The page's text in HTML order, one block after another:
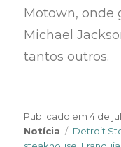
Motown, onde
Michael
tantos outros.
Publicado em4 de
Notícia
Tags
Detroit